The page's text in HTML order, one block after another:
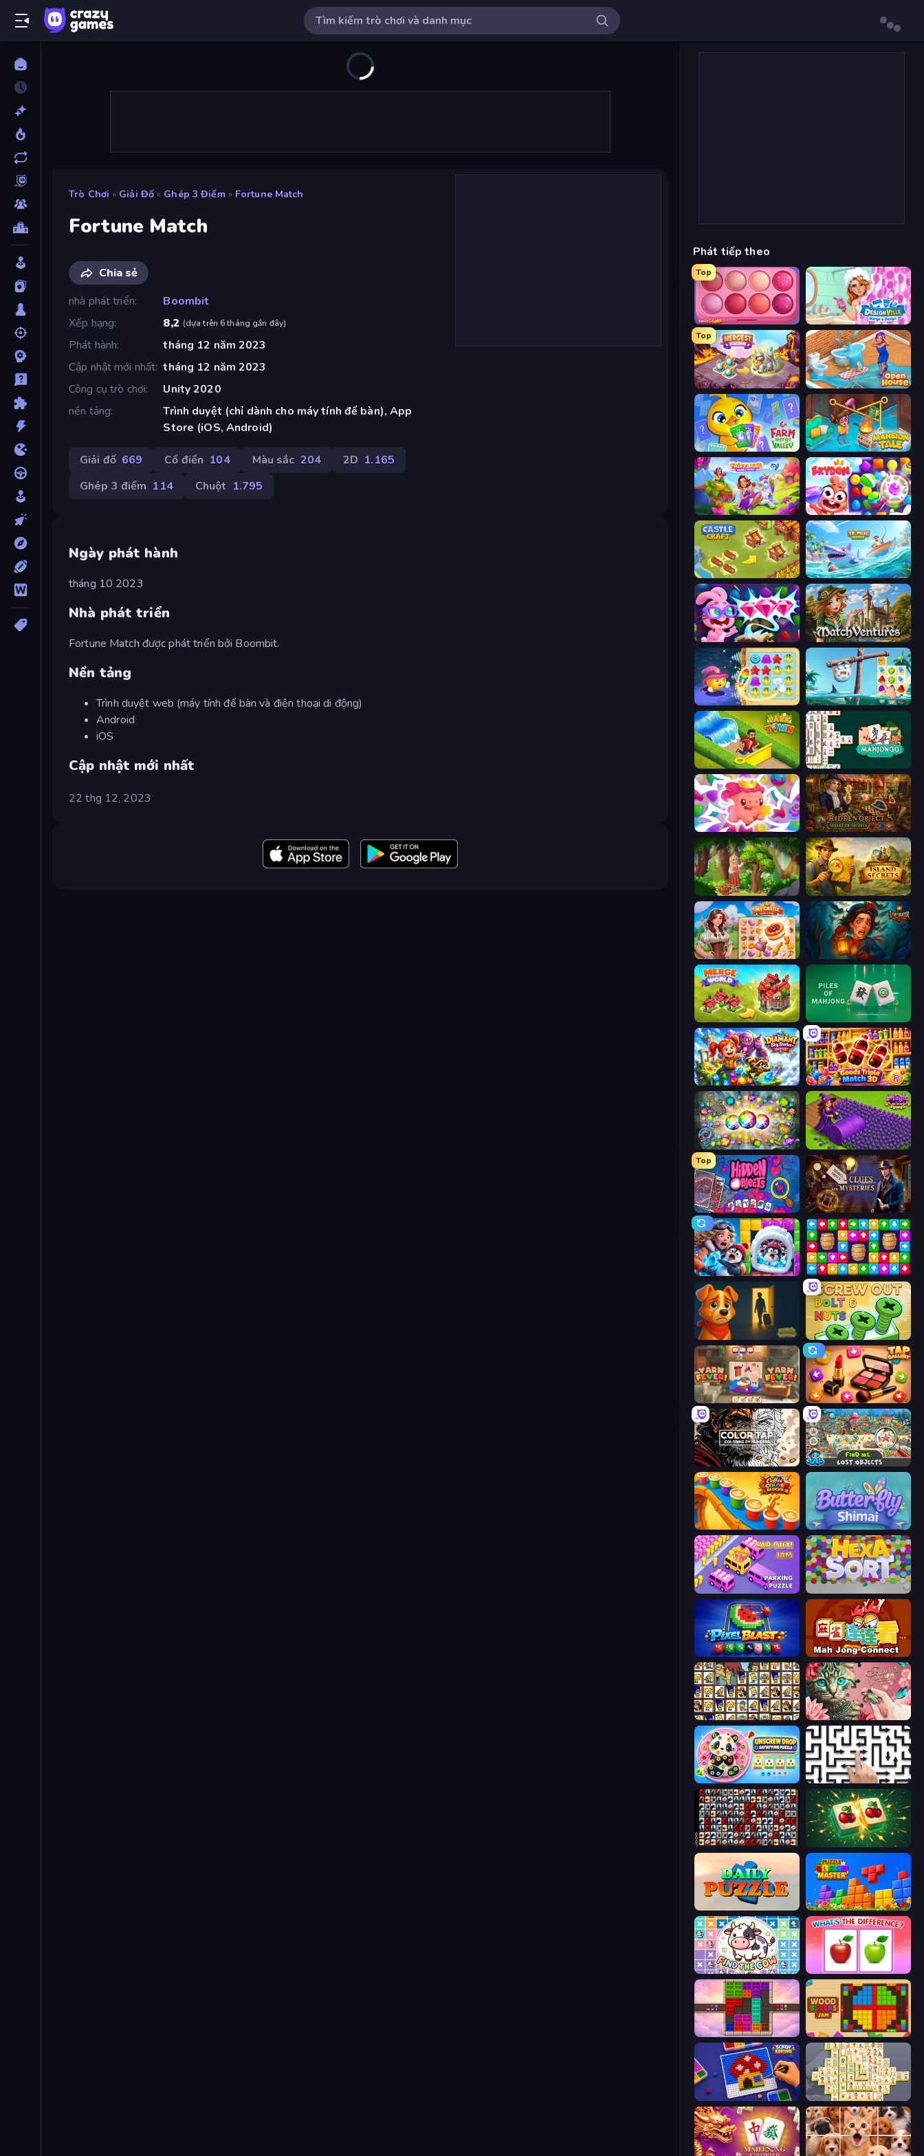
Trò Chơi » Giải Đố » Ghép 3 Điểm » Fortune Match
Fortune Match
Chia sẻ
nhà phát triển
Boombit
Xếp hạng
8,2 (dựa trên 6 tháng gần đây)
Phát hành
tháng 12 năm 2023
Cập nhật mới nhất tháng 12 năm 2023
Công cụ trò chơi
Unity 2020
nền tảng
Trình duyệt (chỉ dành cho máy tính để bàn), App
Store (iOS, Android)
Giải đố 669 Cổ điển 104 Màu sắc 204 2D 1.165
Ghép 3 điểm 114 Chuột 1.795
Ngày phát hành
tháng 10 2023
Nhà phát triển
Fortune Match được phát triển bởi Boombit.
Nền tảng
Trình duyệt web (máy tính để bàn và điện thoại di động)
Android
iOS
Cập nhật mới nhất
22 thg 12, 2023
Phát tiếp theo
Top
Piece of Cake: Merge and Bake Designville: Merge & Design
Top
Mergest Kingdom Open House
Farm Merge Valley Mansion Tale: Merge Secrets
Fairyland Merge & Magic Skydom
Castle Craft Tropical Merge
Skydom: Reforged MatchVentures
Candy Riddles Sugar Heroes
Park Town Mahjongg Solitaire
Match Arena Hidden Object: Street Of Secrets
Northern Merge Hidden Objects: Island Secrets
My Castle: Merge & Story Lamplighter: Merge & Magic
Merge World Piles of Mahjong
Diamant: Sky Stories Match 3 Goods Triple Match 3D
Forgotten Treasure 2 Magic School
Top
Hidden Objects Hidden Object: Clues and Mysteries
Captain Blast Tap Away Story
Ranch Adventures Screw Out: Bolts and Nuts
Yarn Fever! Unravel Puzzle Tap Gallery
Color Tap: Coloring by Numbers Find Me: Lost Objects
Coffee Color Blocks Butterfly Shimai
Car OUT! Jam Parking Puzzle
Pixel Blast Mahjong Connect (Legacy)
Tiles of the Simpsons Favorite Puzzles
Unscrew Drop: Satisfying Puzzle Arrow Escape: Puzzle
War Mahjong Mahjong Puzzle: Tile Match
Puzzle Block Master
Find The Cow What's The Difference?
Color Cube Puzzle Wood Blocks Jam
Screw Sorting Mahjong Online